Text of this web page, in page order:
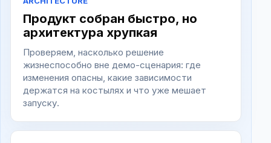
Продукт собран быстро, но
архитектура хрупкая
Проверяем, насколько решение
жизнеспособно вне демо-сценария: где
изменения опасны, какие зависимости
держатся на костылях и что уже мешает
запуску.